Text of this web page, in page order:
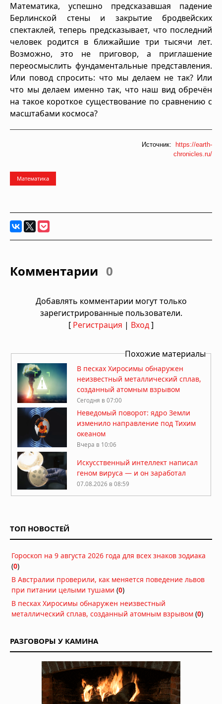
Математика, успешно предсказавшая падение
Берлинской стены и закрытие бродвейских
спектаклей, теперь предсказывает, что последний
человек родится в ближайшие три тысячи лет.
Возможно, это не приговор, а приглашение
переосмыслить фундаментальные представления.
Или повод спросить: что мы делаем не так? Или
что мы делаем именно так, что наш вид обречён
на такое короткое существование по сравнению с
масштабами космоса?
Источник:
https://earth-
chronicles.ru/
Математика
Комментарии 0
Добавлять комментарии могут только
зарегистрированные пользователи.
[ Регистрация | Вход]
Похожие материалы
В песках Хиросимы обнаружен
неизвестный металлический сплав,
созданный атомным взрывом
Сегодня в 07:00
Неведомый поворот: ядро Земли
изменило направление под Тихим
океаном
Вчера в 10:06
Искусственный интеллект написал
геном вируса — и он заработал
07.08.2026 в 08:59
Гипотеза живого космоса: Вселенная
может быть разумной
ДНК ребёнка может предсказать
развод родителей
06.08.2026 в 09:13
выяснили, почему человеческий
мозг сохраняется тысячи лет
06.08.2026 в 09:11
Жизнь на Земле возникла дважды,
показало исследование
ТОП НОВОСТЕЙ
Гороскоп на 9 августа 2026 года для всех знаков зодиака
(0)
В Австралии проверили, как меняется поведение львов
при питании целыми тушами (0)
В песках Хиросимы обнаружен неизвестный
металлический сплав, созданный атомным взрывом (0)
РАЗГОВОРЫ У КАМИНА